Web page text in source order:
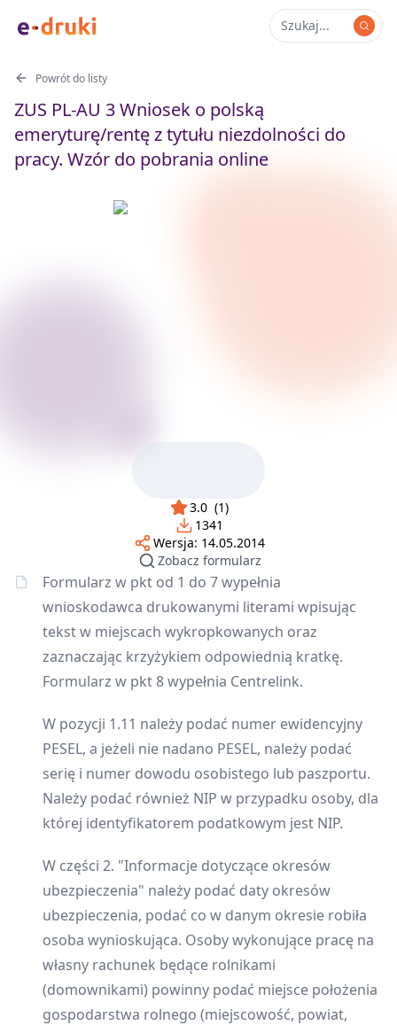
Powrót do listy
ZUS PL-AU 3 Wniosek o polską
emeryturę/rentę z tytułu niezdolności do
pracy. Wzór do pobrania online
3.0 (1)
1341
Wersja: 14.05.2014
Zobacz formularz
Formularz w pkt od 1 do 7 wypełnia
wnioskodawca drukowanymi literami wpisując
tekst w miejscach wykropkowanych oraz
zaznaczając krzyżykiem odpowiednią kratkę.
Formularz w pkt 8 wypełnia Centrelink.
W pozycji 1.11 należy podać numer ewidencyjny
PESEL, a jeżeli nie nadano PESEL, należy podać
serię i numer dowodu osobistego lub paszportu.
Należy podać również NIP w przypadku osoby, dla
której identyfikatorem podatkowym jest NIP.
W części 2. "Informacje dotyczące okresów
ubezpieczenia" należy podać daty okresów
ubezpieczenia, podać co w danym okresie robiła
osoba wynioskująca. Osoby wykonujące pracę na
własny rachunek będące rolnikami
(domownikami) powinny podać miejsce położenia
gospodarstwa rolnego (miejscowość, powiat,